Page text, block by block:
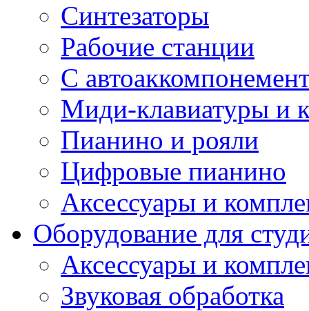
Синтезаторы
Рабочие станции
С
Миди-клавиатуры и
Пианино и рояли
Цифровые пианино
Аксессуары и
Оборудование для
Аксессуары и
Звуковая обработка